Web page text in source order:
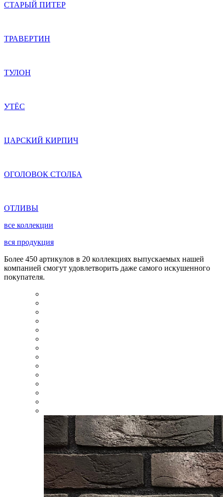
СТАРЫЙ ПИТЕР
ТРАВЕРТИН
ТУЛОН
УТЁС
ЦАРСКИЙ КИРПИЧ
ОГОЛОВОК СТОЛБА
ОТЛИВЫ
все коллекции
вся продукция
Более 450 артикулов в 20 коллекциях выпускаемых нашей
компанией смогут удовлетворить даже самого искушенного
покупателя.